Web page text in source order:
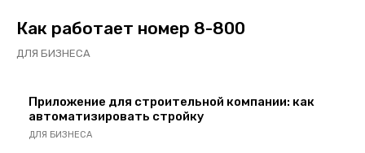
Как работает номер 8-800
ДЛЯ БИЗНЕСА
Приложение для строительной компании: как
автоматизировать стройку
ДЛЯ БИЗНЕСА